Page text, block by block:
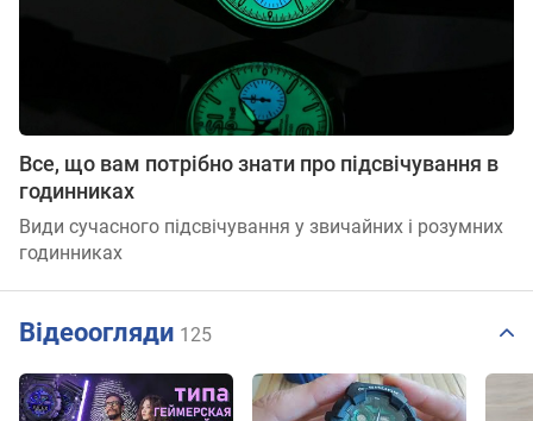
Все, що вам потрібно знати про підсвічування в
годинниках
Види сучасного підсвічування у звичайних і розумних
годинниках
Відеоогляди 125